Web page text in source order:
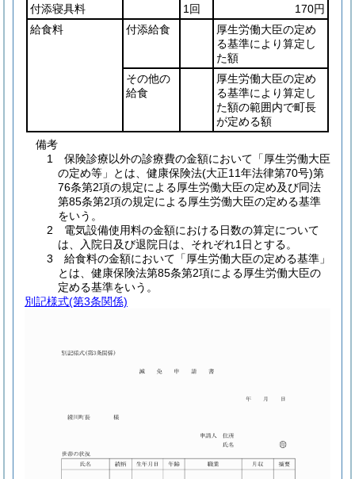
付添寝具料 1回
170円
給食料
付添給食
厚生労働大臣の定め
る基準により算定し
た額
その他の
給食
厚生労働大臣の定め
る基準により算定し
た額の範囲内で町長
が定める額
備考
1 保険診療以外の診療費の金額において「厚生労働大臣
の定め等」とは、健康保険法(大正11年法律第70号)第
76条第2項の規定による厚生労働大臣の定め及び同法
第85条第2項の規定による厚生労働大臣の定める基準
をいう。
2 電気設備使用料の金額における日数の算定について
は、入院日及び退院日は、それぞれ1日とする。
3 給食料の金額において「厚生労働大臣の定める基準」
とは、健康保険法第85条第2項による厚生労働大臣の
定める基準をいう。
別記様式(第3条関係)